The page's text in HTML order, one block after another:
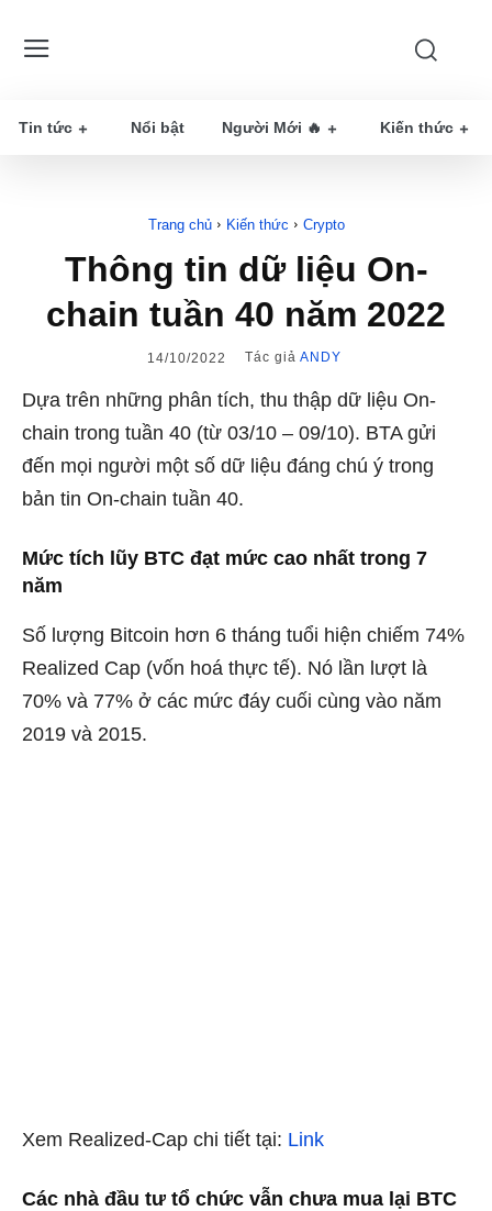
Tin tức Nổi bật Người Mới 🔥 Kiến thức
Trang chủ Kiến thức Crypto
Thông tin dữ liệu On-
chain tuần 40 năm 2022
14/10/2022 Tác giả ANDY
Dựa trên những phân tích, thu thập dữ liệu On-
chain trong tuần 40 (từ 03/10 – 09/10). BTA gửi
đến mọi người một số dữ liệu đáng chú ý trong
bản tin On-chain tuần 40.
Mức tích lũy BTC đạt mức cao nhất trong 7
năm
Số lượng Bitcoin hơn 6 tháng tuổi hiện chiếm 74%
Realized Cap (vốn hoá thực tế). Nó lần lượt là
70% và 77% ở các mức đáy cuối cùng vào năm
2019 và 2015.
Xem Realized-Cap chi tiết tại: Link
Các nhà đầu tư tổ chức vẫn chưa mua lại BTC